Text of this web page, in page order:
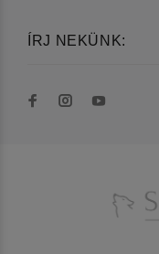
ÍRJ NEKÜNK: